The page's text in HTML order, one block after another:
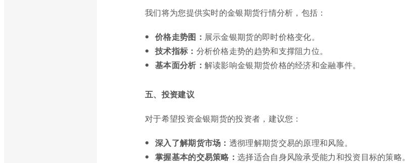
我们将为您提供实时的金银期货行情分析，包括：
价格走势图： 展示金银期货的即时价格变化。
技术指标： 分析价格走势的趋势和支撑阻力位。
基本面分析： 解读影响金银期货价格的经济和金融事件。
五、投资建议
对于希望投资金银期货的投资者，建议您：
深入了解期货市场： 透彻理解期货交易的原理和风险。
掌握基本的交易策略： 选择适合自身风险承受能力和投资目标的策略。